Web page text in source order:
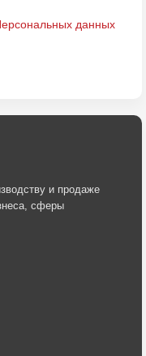
данных
и продаже
сферы